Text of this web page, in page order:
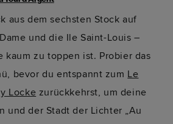
aus dem sechsten Stock auf
und die Ile Saint-Louis –
kaum zu toppen ist. Probier das
bevor du entspannt zum Le
Locke zurückkehrst, um deine
und der Stadt der Lichter „Au